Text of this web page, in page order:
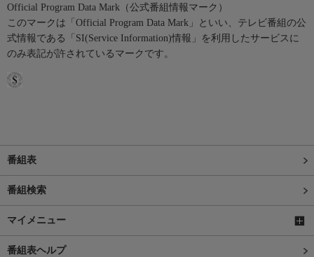
Official Program Data Mark（公式番組情報マーク）
このマークは「Official Program Data Mark」といい、テレビ番組の公
式情報である「SI(Service Information)情報」を利用したサービスに
のみ表記が許されているマークです。
番組表
番組検索
マイメニュー
番組表ヘルプ